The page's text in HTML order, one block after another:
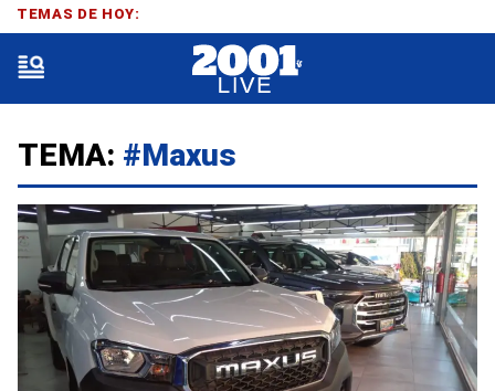
TEMA: #Maxus
TEMAS DE HOY: